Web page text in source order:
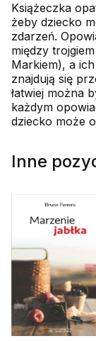
Książeczka
żeby dziecko
zdarzeń.
między
Markiem), a
znajdują się
łatwiej można
każdym
dziecko może
Inne